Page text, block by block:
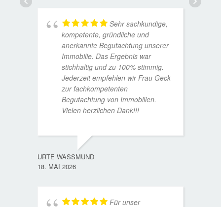
Sehr sachkundige,
kompetente, gründliche und
anerkannte Begutachtung unserer
Immobilie. Das Ergebnis war
stichhaltig und zu 100% stimmig.
Jederzeit empfehlen wir Frau Geck
zur fachkompetenten
Begutachtung von Immobilien.
Vielen herzlichen Dank!!!
URTE WASSMUND
18. MAI 2026
Für unser